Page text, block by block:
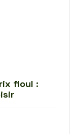
fioul :